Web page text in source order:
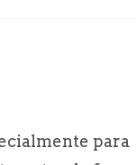
para